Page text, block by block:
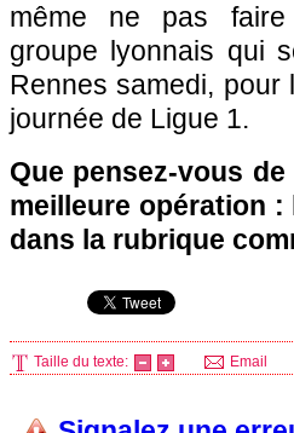
même ne pas
groupe lyonnais qui
Rennes samedi, pour
journée de Ligue 1.
Que pensez-vous
meilleure opération :
dans la rubrique
Taille du texte: Email